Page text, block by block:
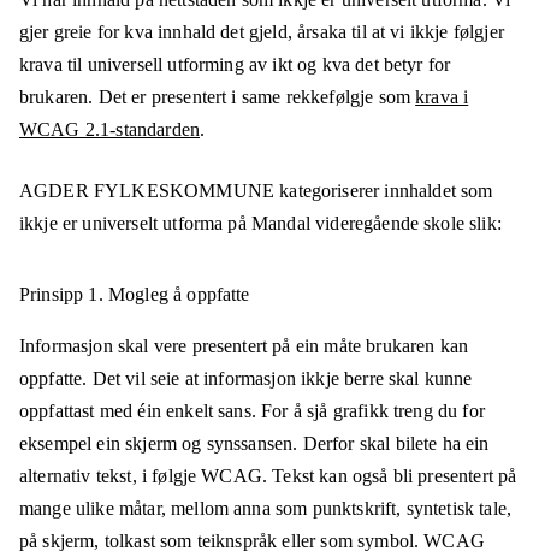
gjer greie for kva innhald det gjeld, årsaka til at vi ikkje følgjer
krava til universell utforming av ikt og kva det betyr for
brukaren. Det er presentert i same rekkefølgje somkrava i
WCAG 2.1-standarden.
AGDER FYLKESKOMMUNE kategoriserer innhaldet som
ikkje er universelt utforma på Mandal videregående skoleslik:
Prinsipp 1. Mogleg å oppfatte
Informasjon skal vere presentert på ein måte brukaren kan
oppfatte. Det vil seie at informasjon ikkje berre skal kunne
oppfattast med éin enkelt sans. For å sjå grafikk treng du for
eksempel ein skjerm og synssansen. Derfor skal bilete ha ein
alternativ tekst, i følgje WCAG. Tekst kan også bli presentert på
mange ulike måtar, mellom anna som punktskrift, syntetisk tale,
på skjerm, tolkast som teiknspråk eller som symbol. WCAG